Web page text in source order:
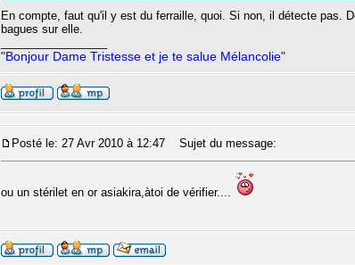
En compte, faut qu'il y est du ferraille, quoi. Si non, il détecte pas.
bagues sur elle.
"Bonjour Dame Tristesse et je te salue Mélancolie"
Posté le: 27 Avr 2010 à 12:47 Sujet du message:
ou un stérilet en or asiakira,àtoi de vérifier....